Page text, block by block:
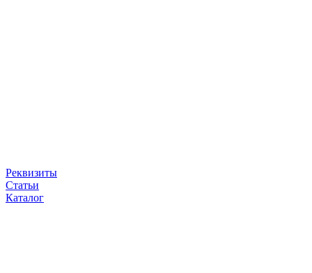
Реквизиты
Статьи
Каталог